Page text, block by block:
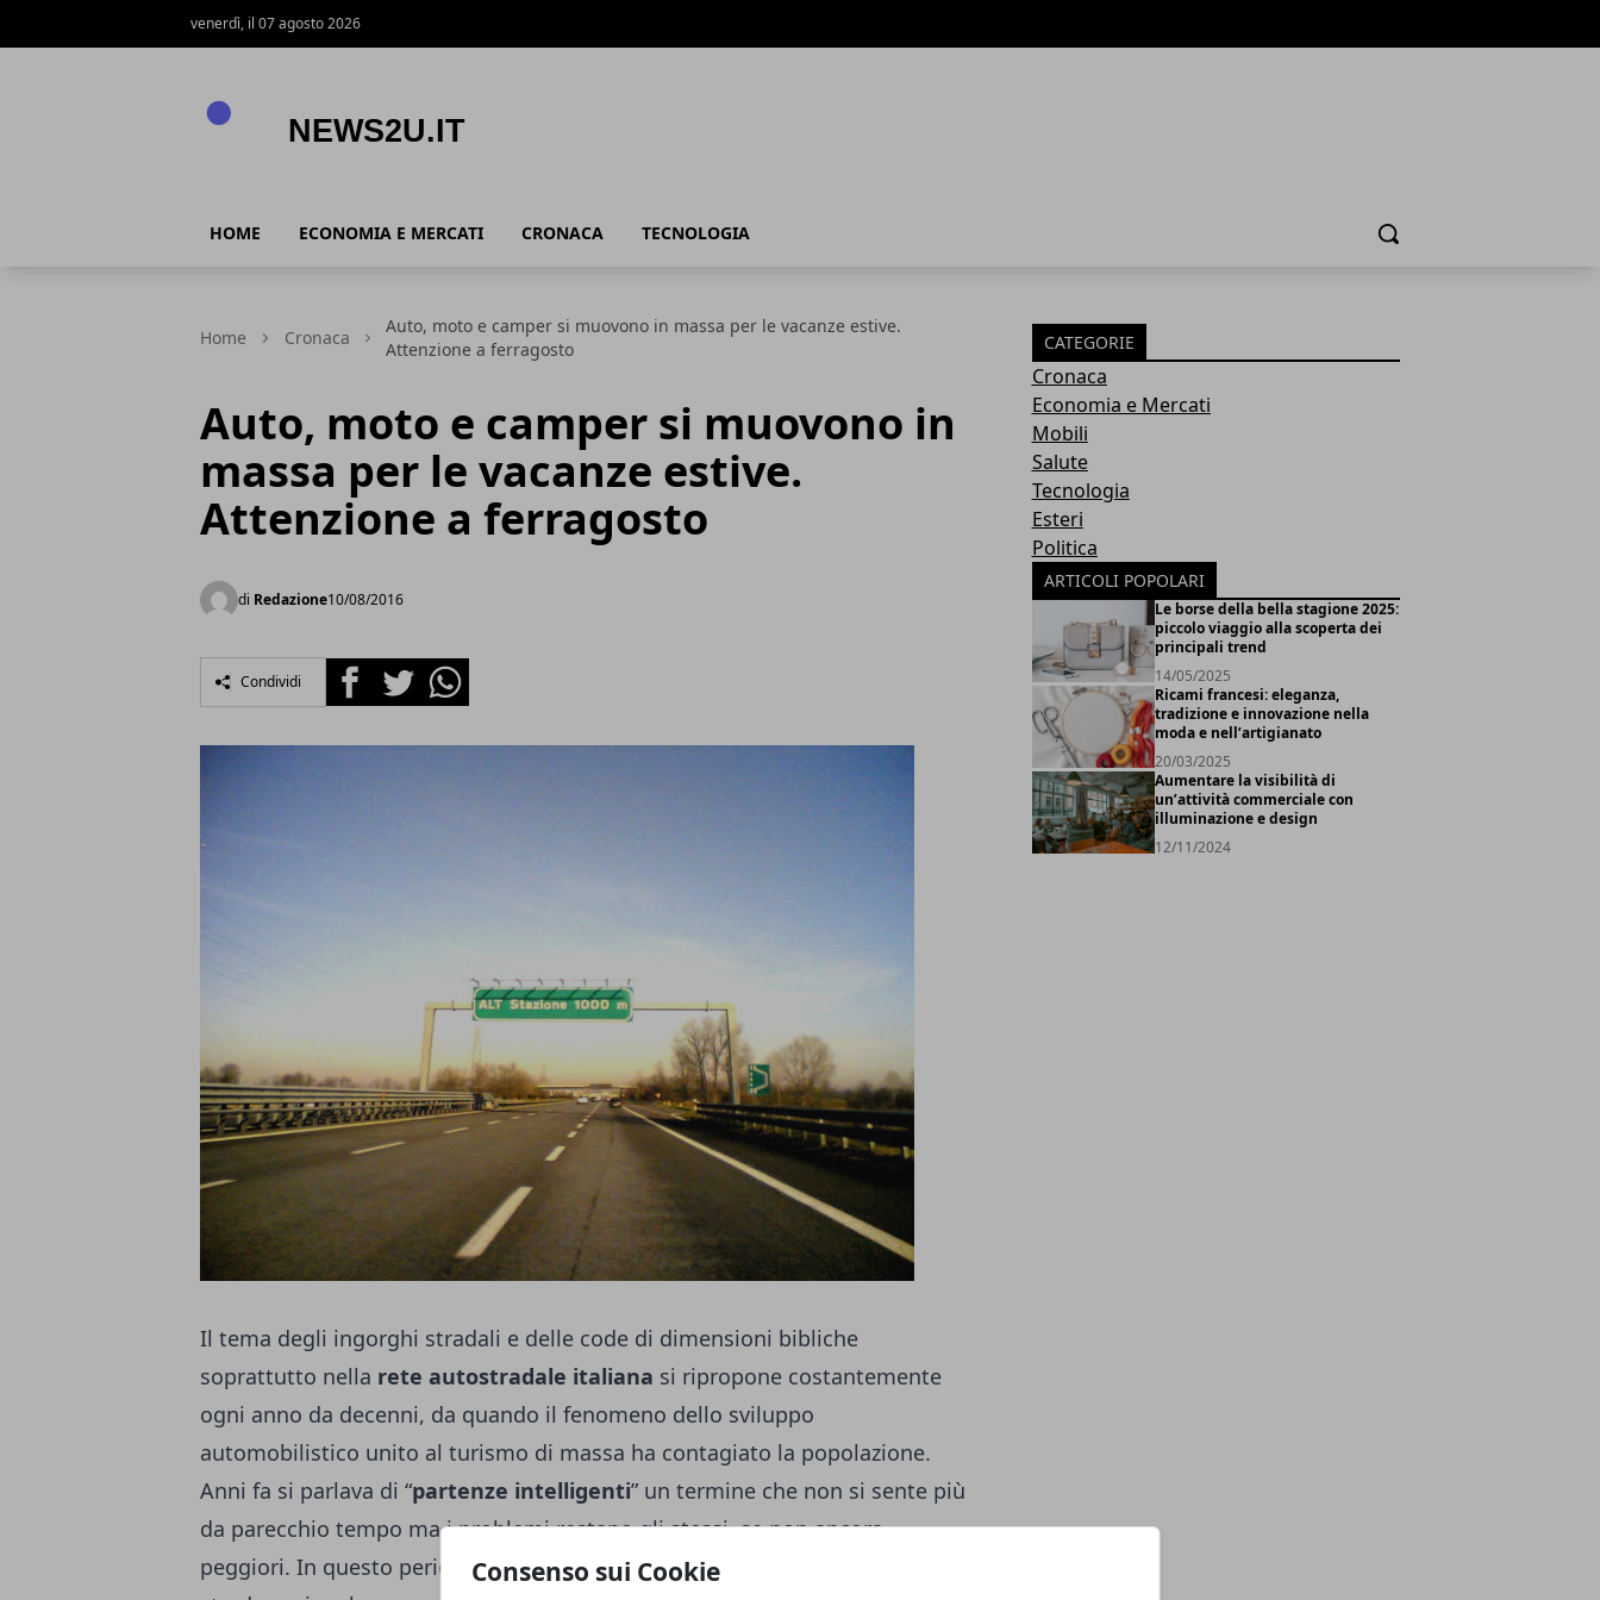
Consenso sui Cookie
venerdì, il 07 agosto 2026
HOME ECONOMIA E MERCATI CRONACA TECNOLOGIA Cerca
Home Cronaca
Auto, moto e camper si muovono in massa per le vacanze estive.
Attenzione a ferragosto
Auto, moto e camper si muovono in
massa per le vacanze estive.
Attenzione a ferragosto
di Redazione10/08/2016
Condividi FacebookTwitterWhatsapp
Il tema degli ingorghi stradali e delle code di dimensioni bibliche
soprattutto nella rete autostradale italiana si ripropone costantemente
ogni anno da decenni, da quando il fenomeno dello sviluppo
automobilistico unito al turismo di massa ha contagiato la popolazione.
Anni fa si parlava di “partenze intelligenti” un termine che non si sente più
da parecchio tempo ma i problemi restano gli stessi, se non ancora
peggiori. In questo periodo milioni di Auto, moto e camper percorrono ogni
CATEGORIE
Cronaca
Economia e Mercati
Mobili
Salute
Tecnologia
Esteri
Politica
ARTICOLI POPOLARI
Le borse della bella stagione 2025:
piccolo viaggio alla scoperta dei
principali trend
14/05/2025
Ricami francesi: eleganza,
tradizione e innovazione nella
moda e nell’artigianato
20/03/2025
Aumentare la visibilità di
un’attività commerciale con
illuminazione e design
12/11/2024